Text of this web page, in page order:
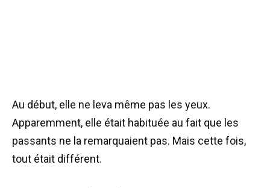
Au début, elle ne leva même pas les yeux.
Apparemment, elle était habituée au fait que les
passants ne la remarquaient pas. Mais cette fois,
tout était différent.